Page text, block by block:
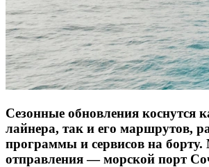
Сезонные обновления коснутся
лайнера, так и его маршрутов,
программы и сервисов на борту.
отправления — морской порт